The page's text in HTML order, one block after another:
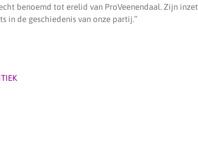
benoemd tot erelid van ProVeenendaal. Zijn inzet
in de geschiedenis van onze partij.”